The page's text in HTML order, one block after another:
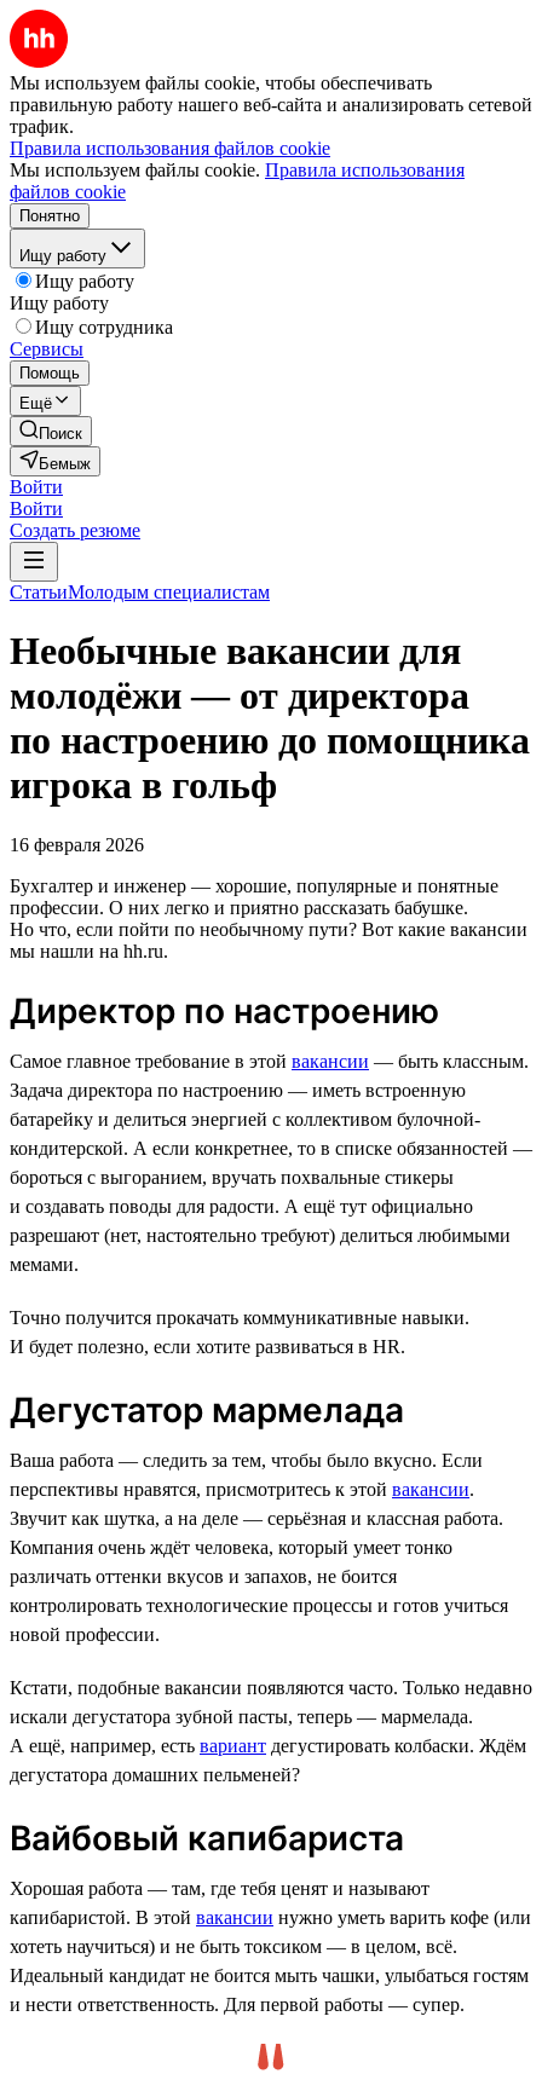
Мы используем файлы cookie, чтобы обеспечивать
правильную работу нашего веб-сайта и анализировать сетевой
трафик.
Правила использования файлов cookie
Мы используем файлы cookie. Правила использования
файлов cookie
Понятно
Ищу работу
Ищу работу
Ищу работу
Ищу сотрудника
Сервисы
Помощь
Ещё
Поиск
Бемыж
Войти
Войти
Создать резюме
СтатьиМолодым специалистам
Необычные вакансии для
молодёжи — от директора
по настроению до помощника
игрока в гольф
16 февраля 2026
Бухгалтер и инженер — хорошие, популярные и понятные
профессии. О них легко и приятно рассказать бабушке.
Но что, если пойти по необычному пути? Вот какие вакансии
мы нашли на hh.ru.
Директор по настроению
Самое главное требование в этой вакансии — быть классным.
Задача директора по настроению — иметь встроенную
батарейку и делиться энергией с коллективом булочной-
кондитерской. А если конкретнее, то в списке обязанностей —
бороться с выгоранием, вручать похвальные стикеры
и создавать поводы для радости. А ещё тут официально
разрешают (нет, настоятельно требуют) делиться любимыми
мемами.
Точно получится прокачать коммуникативные навыки.
И будет полезно, если хотите развиваться в HR.
Дегустатор мармелада
Ваша работа — следить за тем, чтобы было вкусно. Если
перспективы нравятся, присмотритесь к этой вакансии.
Звучит как шутка, а на деле — серьёзная и классная работа.
Компания очень ждёт человека, который умеет тонко
различать оттенки вкусов и запахов, не боится
контролировать технологические процессы и готов учиться
новой профессии.
Кстати, подобные вакансии появляются часто. Только недавно
искали дегустатора зубной пасты, теперь — мармелада.
А ещё, например, есть вариант дегустировать колбаски. Ждём
дегустатора домашних пельменей?
Вайбовый капибариста
Хорошая работа — там, где тебя ценят и называют
капибаристой. В этой вакансии нужно уметь варить кофе (или
хотеть научиться) и не быть токсиком — в целом, всё.
Идеальный кандидат не боится мыть чашки, улыбаться гостям
и нести ответственность. Для первой работы — супер.